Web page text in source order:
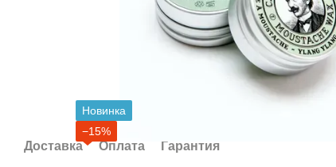
Новинка
−15%
Доставка Оплата Гарантия